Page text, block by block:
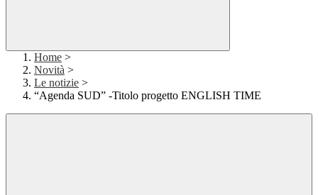
Home >
Novità >
Le notizie >
“Agenda SUD” -Titolo progetto ENGLISH TIME